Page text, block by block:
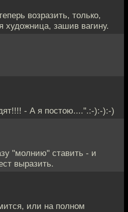
возразить, только,
художница, зашив вагину.
- А я постою....".:-):-):-)
"молнию" ставить - и
выразить.
или на полном